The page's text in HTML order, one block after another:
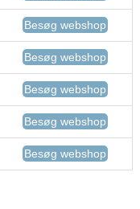
Besøg webshop
Besøg webshop
Besøg webshop
Besøg webshop
Besøg webshop